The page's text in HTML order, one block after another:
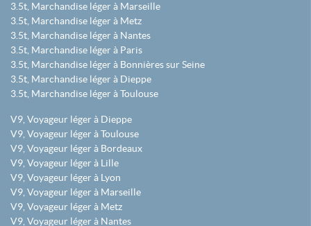
3.5t, Marchandise léger à Marseille
3.5t, Marchandise léger à Metz
3.5t, Marchandise léger à Nantes
3.5t, Marchandise léger à Paris
3.5t, Marchandise léger à Bonnières sur Seine
3.5t, Marchandise léger à Dieppe
3.5t, Marchandise léger à Toulouse
V9, Voyageur léger à Dieppe
V9, Voyageur léger à Toulouse
V9, Voyageur léger à Bordeaux
V9, Voyageur léger à Lille
V9, Voyageur léger à Lyon
V9, Voyageur léger à Marseille
V9, Voyageur léger à Metz
V9, Voyageur léger à Nantes